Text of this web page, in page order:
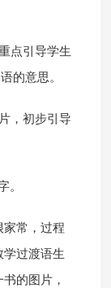
点引导学生
的意思。
，初步引导
。
家常，过程
学过渡语生
的图片，